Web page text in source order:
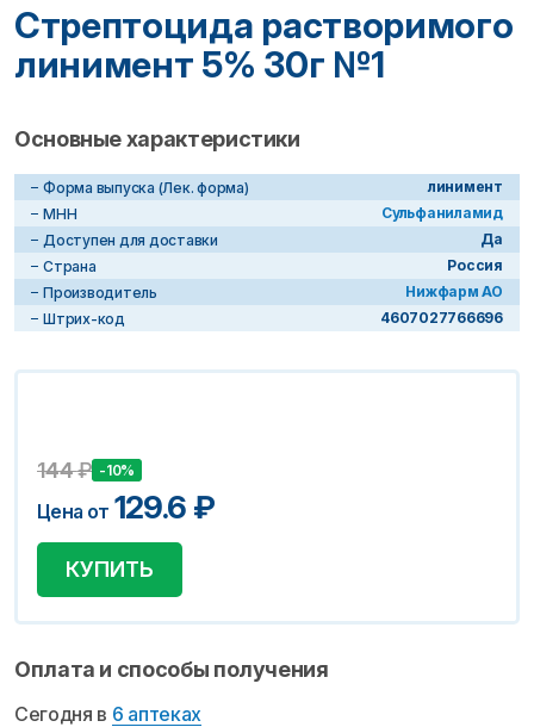
Стрептоцида растворимого
линимент 5% 30г №1
Основные характеристики
Форма выпуска (Лек. форма)
линимент
МНН
Сульфаниламид
Доступен для доставки
Да
Страна
Россия
Производитель
Нижфарм АО
Штрих-код
4607027766696
144₽ -10%
Цена от 129.6 ₽
КУПИТЬ
Оплата и способы получения
Сегодня в 6 аптеках